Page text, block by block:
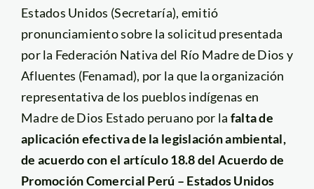
Estados Unidos (Secretaría), emitió
pronunciamiento sobre la solicitud presentada
por la Federación Nativa del Río Madre de Dios y
Afluentes (Fenamad), por la que la organización
representativa de los pueblos indígenas en
Madre de Dios Estado peruano por la falta de
aplicación efectiva de la legislación ambiental,
de acuerdo con el artículo 18.8 del Acuerdo de
Promoción Comercial Perú – Estados Unidos